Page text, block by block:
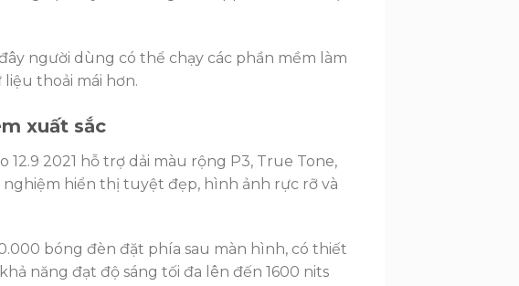
người dùng có thể chạy các phần mềm làm
thoải mái hơn.
xuất sắc
2021 hỗ trợ dải màu rộng P3, True Tone,
hiển thị tuyệt đẹp, hình ảnh rực rỡ và
bóng đèn đặt phía sau màn hình, có thiết
năng đạt độ sáng tối đa lên đến 1600 nits